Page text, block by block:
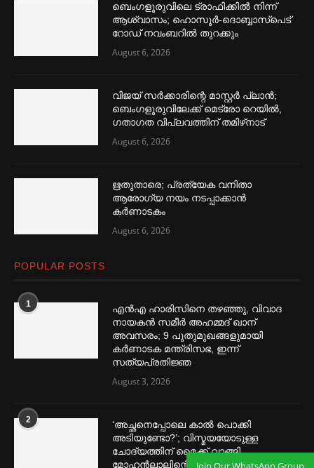
ബെംഗളൂരുവിലെ ട്രാഫിക്കില്‍ നിന്ന്
ആശ്വാസം; ഹൊസൂര്‍-ദൊബ്ബാസ്പെട്
റോഡ് നവംബറില്‍ തുറക്കും
August 6, 2026
വിജയ് സര്‍ക്കാരിന്റെ മാസ്റ്റര്‍ പ്ലാന്‍;
ബെംഗളൂരുവിലേക്ക് മെട്രോ റെയില്‍,
ഗതാഗത വിപ്ലവത്തിന് തമിഴ്‌നാട്
August 6, 2026
ഋതുതാരെ; പ്രത്യേക വനിതാ
ആരോഗ്യ നയം നടപ്പാക്കാൻ
കര്‍ണാടകം
August 6, 2026
POPULAR POSTS
1
എൻഎ ഹാരിസിനെ തഴ‌‍ഞ്ഞു, വിവാദ
നായകൻ സമീര്‍ അഹമ്മദ് ഖാന്
അവസരം; 9 പുതുമുഖങ്ങളുമായി
കര്‍ണാടക മന്ത്രിസഭ, ഇന്ന്
സത്യപ്രതിജ്ഞ
August 3, 2026
2
‘അച്ഛനെപ്പോലെ കാല്‍ പൊക്കി
അടിയുണ്ടോ?’; വിസ്മയയോടുള്ള
ചോദ്യത്തിന് മൈക്ക് വാങ്ങി
മോഹൻലാലിന്റെ മറുപടി,